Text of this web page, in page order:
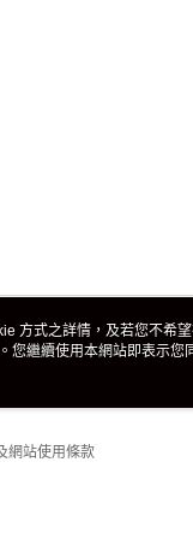
網站使用條款
方式之詳情，及若您不希
您繼續使用本網站即表示